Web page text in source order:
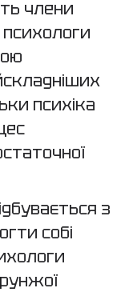
члени
психіка
з
собі